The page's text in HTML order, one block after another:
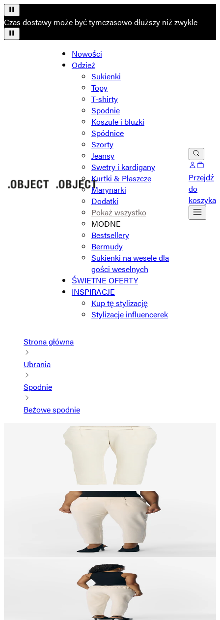
Czas dostawy może być tymczasowo dłuższy niż zwykle
Nowości
Odzież
Sukienki
Topy
T-shirty
Spodnie
Koszule i bluzki
Spódnice
Szorty
Jeansy
Swetry i kardigany
Kurtki & Płaszcze
Marynarki
Dodatki
Pokaż wszystko
MODNE
Bestsellery
Bermudy
Sukienki na wesele dla
gości weselnych
ŚWIETNE OFERTY
INSPIRACJE
Kup tę stylizację
Stylizacje influencerek
Przejdź
do
koszyka
Strona główna
Ubrania
Spodnie
Beżowe spodnie